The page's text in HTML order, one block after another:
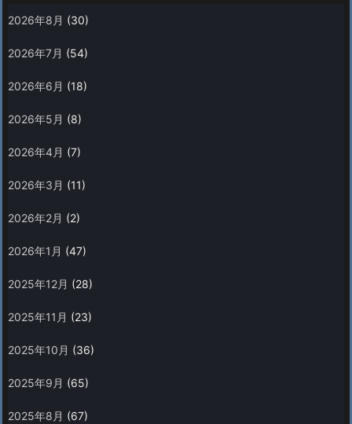
2026年8月 (30)
2026年7月 (54)
2026年6月 (18)
2026年5月 (8)
2026年4月 (7)
2026年3月 (11)
2026年2月 (2)
2026年1月 (47)
2025年12月 (28)
2025年11月 (23)
2025年10月 (36)
2025年9月 (65)
2025年8月 (67)